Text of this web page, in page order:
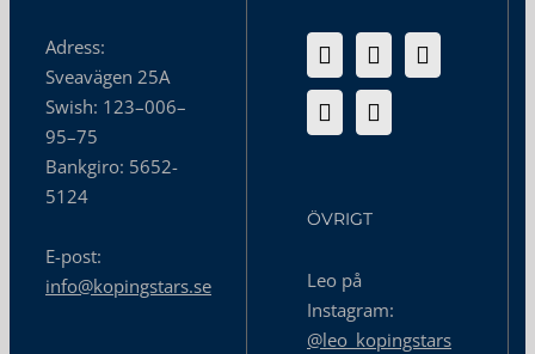
Adress:
Sveavägen 25A
Swish: 123–006–
95–75
Bankgiro: 5652-
5124
E-post:
info@kopingstars.se
ÖVRIGT
Leo på
Instagram:
@leo_kopingstars